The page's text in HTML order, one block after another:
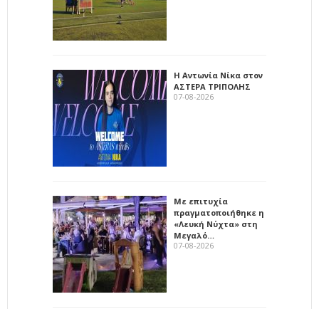
Η Αντωνία Νίκα στον
ΑΣΤΕΡΑ ΤΡΙΠΟΛΗΣ
07-08-2026
Με επιτυχία
πραγματοποιήθηκε η
«Λευκή Νύχτα» στη
Μεγαλό…
07-08-2026